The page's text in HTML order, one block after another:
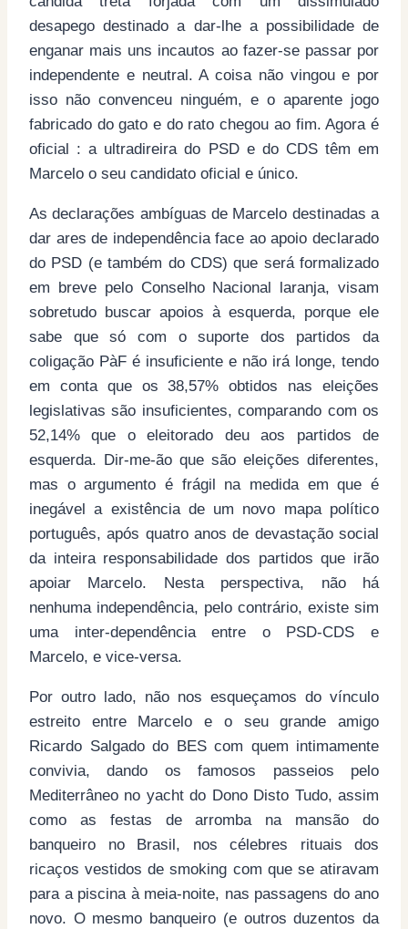
desapego destinado a dar-lhe a possibilidade de
enganar mais uns incautos ao fazer-se passar por
independente e neutral. A coisa não vingou e por
isso não convenceu ninguém, e o aparente jogo
fabricado do gato e do rato chegou ao fim. Agora é
oficial : a ultradireira do PSD e do CDS têm em
Marcelo o seu candidato oficial e único.
As declarações ambíguas de Marcelo destinadas a
dar ares de independência face ao apoio declarado
do PSD (e também do CDS) que será formalizado
em breve pelo Conselho Nacional laranja, visam
sobretudo buscar apoios à esquerda, porque ele
sabe que só com o suporte dos partidos da
coligação PàF é insuficiente e não irá longe, tendo
em conta que os 38,57% obtidos nas eleições
legislativas são insuficientes, comparando com os
52,14% que o eleitorado deu aos partidos de
esquerda. Dir-me-ão que são eleições diferentes,
mas o argumento é frágil na medida em que é
inegável a existência de um novo mapa político
português, após quatro anos de devastação social
da inteira responsabilidade dos partidos que irão
apoiar Marcelo. Nesta perspectiva, não há
nenhuma independência, pelo contrário, existe sim
uma inter-dependência entre o PSD-CDS e
Marcelo, e vice-versa.
Por outro lado, não nos esqueçamos do vínculo
estreito entre Marcelo e o seu grande amigo
Ricardo Salgado do BES com quem intimamente
convivia, dando os famosos passeios pelo
Mediterrâneo no yacht do Dono Disto Tudo, assim
como as festas de arromba na mansão do
banqueiro no Brasil, nos célebres rituais dos
ricaços vestidos de smoking com que se atiravam
para a piscina à meia-noite, nas passagens do ano
novo. O mesmo banqueiro (e outros duzentos da